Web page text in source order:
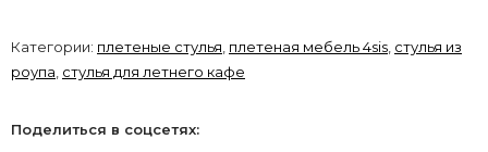
Категории: плетеные стулья, плетеная мебель 4sis, стулья из
роупа, стулья для летнего кафе
Поделиться в соцсетях: